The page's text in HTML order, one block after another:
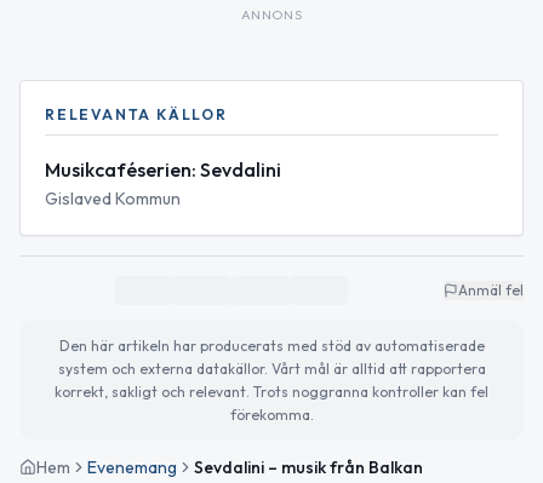
ANNONS
RELEVANTA KÄLLOR
Musikcaféserien: Sevdalini
Gislaved Kommun
Anmäl fel
Den här artikeln har producerats med stöd av automatiserade
system och externa datakällor. Vårt mål är alltid att rapportera
korrekt, sakligt och relevant. Trots noggranna kontroller kan fel
förekomma.
Hem Evenemang Sevdalini – musik från Balkan